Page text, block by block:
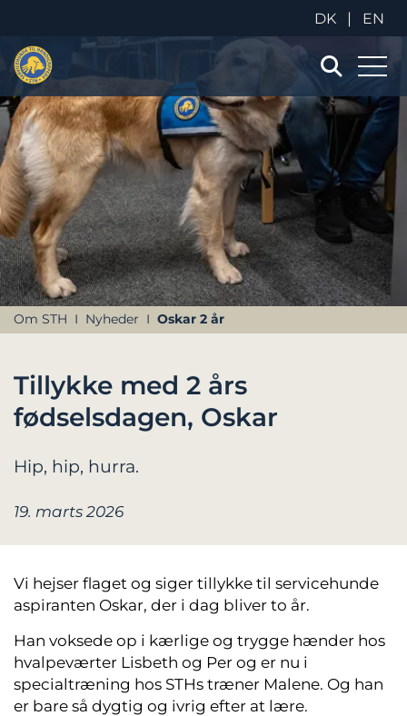
DK
| EN
Om STH Nyheder Oskar 2 år
Tillykke med 2 års
fødselsdagen, Oskar
Hip, hip, hurra.
19. marts 2026
Vi hejser flaget og siger tillykke til servicehunde
aspiranten Oskar, der i dag bliver to år.
Han voksede op i kærlige og trygge hænder hos
hvalpeværter Lisbeth og Per og er nu i
specialtræning hos STHs træner Malene. Og han
er bare så dygtig og ivrig efter at lære.